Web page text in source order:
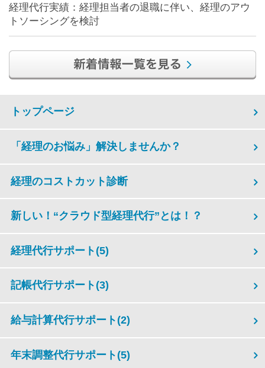
経理代行実績：経理担当者の退職に伴い、経理のアウ
トソーシングを検討
トップページ
「経理のお悩み」解決しませんか？
経理のコストカット診断
新しい！“クラウド型経理代行”とは！？
経理代行サポート (5)
記帳代行サポート (3)
給与計算代行サポート (2)
年末調整代行サポート (5)